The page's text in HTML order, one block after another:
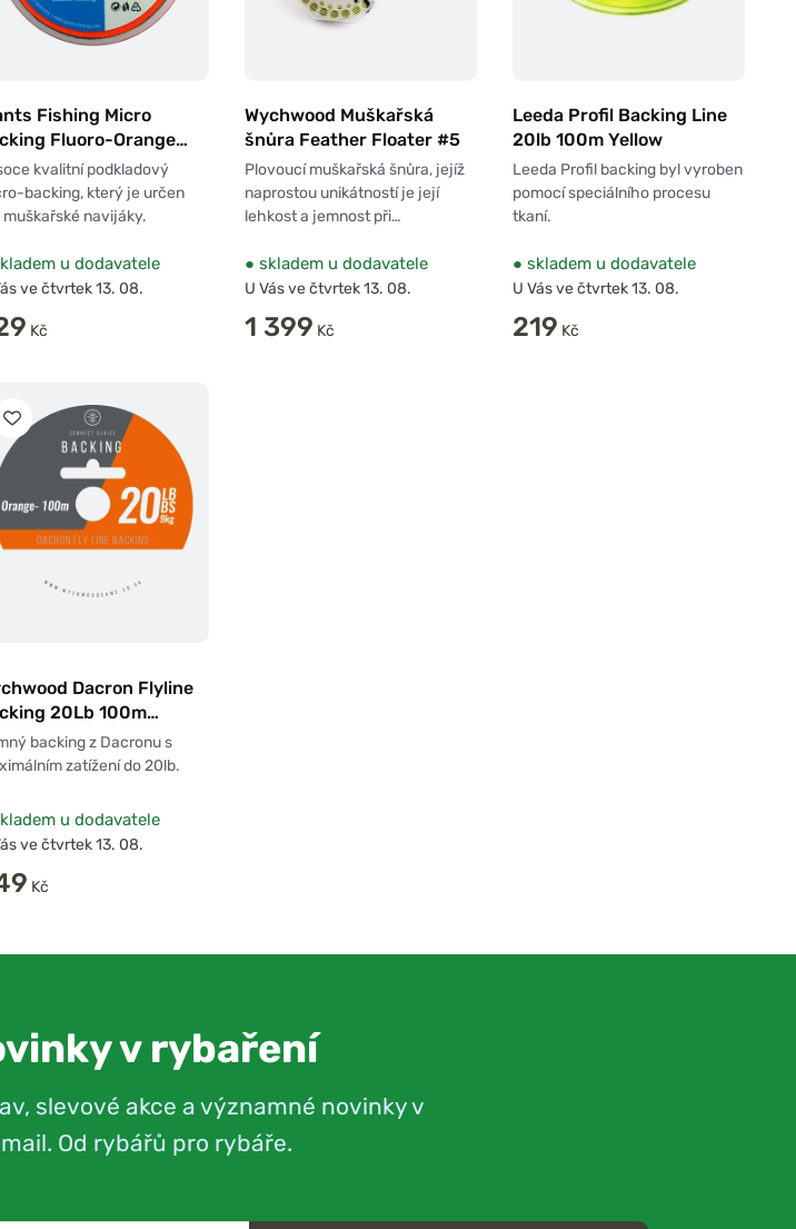
Fishing Micro
Fluoro-Orange
100m
kvalitní podkladový
backing, který je určen
muškařské navijáky.
u dodavatele
ve čtvrtek 13. 08.
Kč
Wychwood Muškařská
šnůra Feather Floater #5
Plovoucí muškařská šnůra, jejíž
naprostou unikátností je její
lehkost a jemnost při…
● skladem u dodavatele
U Vás ve čtvrtek 13. 08.
1 399 Kč
Leeda Profil Backing Line
20lb 100m Yellow
Leeda Profil backing byl vyroben
pomocí speciálního procesu
tkaní.
● skladem u dodavatele
U Vás ve čtvrtek 13. 08.
219 Kč
Dacron Flyline
20Lb 100m
backing z Dacronu s
zatížení do 20lb.
u dodavatele
ve čtvrtek 13. 08.
Kč
v rybaření
slevové akce a významné novinky v
Od rybářů pro rybáře.